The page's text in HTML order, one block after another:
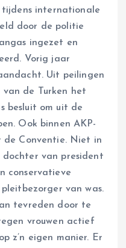
tijdens internationale
door de politie
ingezet en
Vorig jaar
Uit peilingen
de Turken het
besluit om uit de
Ook binnen AKP-
de Conventie. Niet in
van president
conservatieve
van was.
tevreden door te
vrouwen actief
z’n eigen manier. Er